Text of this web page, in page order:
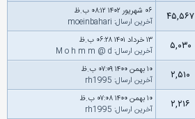
۴۵,۵۶۷
۰۶ شهریور ۱۴۰۲ ۰۸:۱۲ ب.ظ
آخرین ارسال:
moeinbahari
۵,۰۳۰
۱۳ خرداد ۱۴۰۱ ۰۶:۲۸ ب.ظ
آخرین ارسال:
M o h m m @ d
۲,۵۱۰
۱۰ بهمن ۱۴۰۰ ۰۷:۰۹ ب.ظ
آخرین ارسال:
rh1995
۲,۲۱۶
۱۰ بهمن ۱۴۰۰ ۰۷:۰۸ ب.ظ
آخرین ارسال:
rh1995